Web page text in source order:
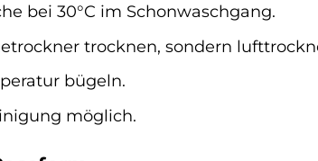
bei 30°C im Schonwaschgang.
trocknen, sondern
bügeln.
möglich.